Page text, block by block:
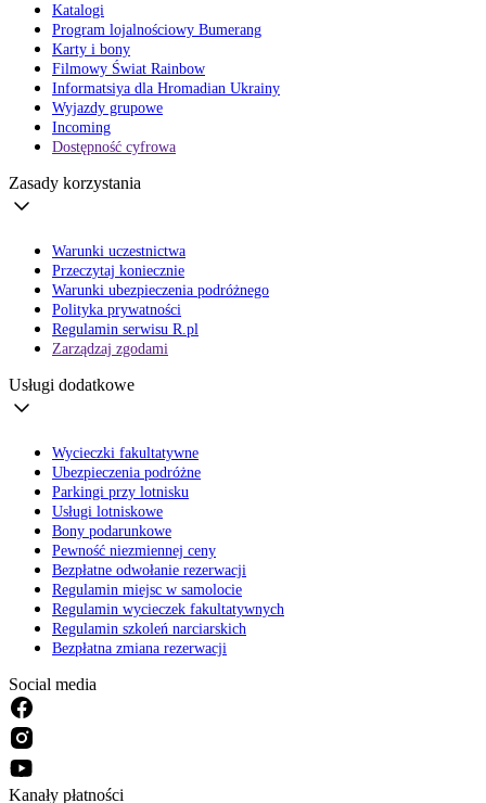
Katalogi
Program lojalnościowy Bumerang
Karty i bony
Filmowy Świat Rainbow
Informatsiya dla Hromadian Ukrainy
Wyjazdy grupowe
Incoming
Dostępność cyfrowa
Zasady korzystania
Warunki uczestnictwa
Przeczytaj koniecznie
Warunki ubezpieczenia podróżnego
Polityka prywatności
Regulamin serwisu R.pl
Zarządzaj zgodami
Usługi dodatkowe
Wycieczki fakultatywne
Ubezpieczenia podróżne
Parkingi przy lotnisku
Usługi lotniskowe
Bony podarunkowe
Pewność niezmiennej ceny
Bezpłatne odwołanie rezerwacji
Regulamin miejsc w samolocie
Regulamin wycieczek fakultatywnych
Regulamin szkoleń narciarskich
Bezpłatna zmiana rezerwacji
Social media
Kanały płatności